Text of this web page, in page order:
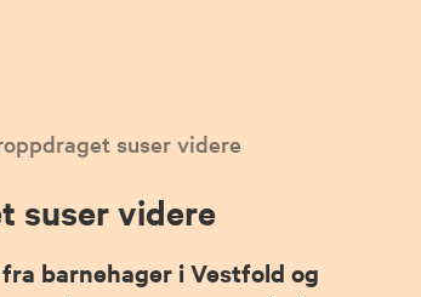
suser videre
suser videre
barnehager i Vestfold og